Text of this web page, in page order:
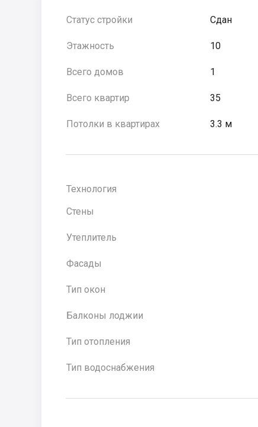
Статус стройки Сдан
Этажность 10
Всего домов 1
Всего квартир 35
Потолки в квартирах 3.3 м
Технология
Стены
Утеплитель
Фасады
Тип окон
Балконы лоджии
Тип отопления
Тип водоснабжения